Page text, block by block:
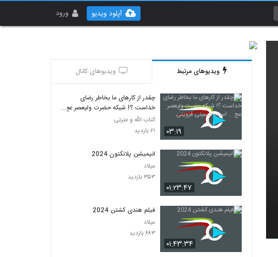
ورود آپلود ویدیو
ویدیوهای مرتبط ویدیوهای کانال
۰۳:۱۹
چقدر از کارهای ما بخاطر رضای
خداست ؟! شبکه حضرت ولیعصر عج
... استاد حسینی قزوینی
کتاب الله و عترتی
۲۱ بازدید
۰۱:۲۳:۴۷
انیمیشن پلانکتون 2024
میلاد
۳۵۳ بازدید
۰۱:۴۳:۳۴
فیلم هندی کشتن 2024
میلاد
۶۸۳ بازدید